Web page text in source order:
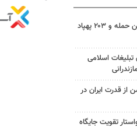
روسیه: به ۳ کشتی اوکراین حمله و ۲۰۳ پهپاد
اسلامی
قدرت ایران در
تقویت جایگاه